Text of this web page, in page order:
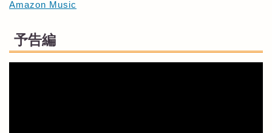
Amazon Music
予告編